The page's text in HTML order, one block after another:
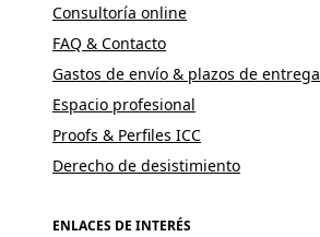
Consultoría online
FAQ & Contacto
Gastos de envío & plazos de entrega
Espacio profesional
Proofs & Perfiles ICC
Derecho de desistimiento
ENLACES DE INTERÉS